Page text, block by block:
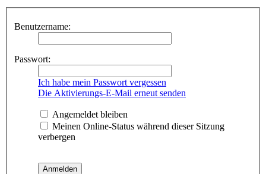
Benutzername:
Passwort:
Ich habe mein Passwort vergessen
Die Aktivierungs-E-Mail erneut senden
Angemeldet bleiben
Meinen Online-Status während dieser Sitzung
verbergen